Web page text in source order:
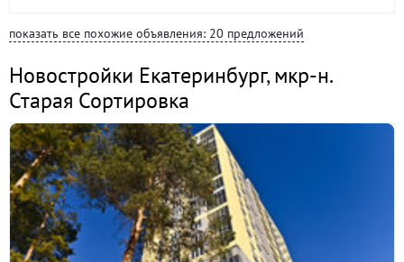
показать все похожие объявления: 20 предложений
Новостройки Екатеринбург,мкр-н.
Старая Сортировка